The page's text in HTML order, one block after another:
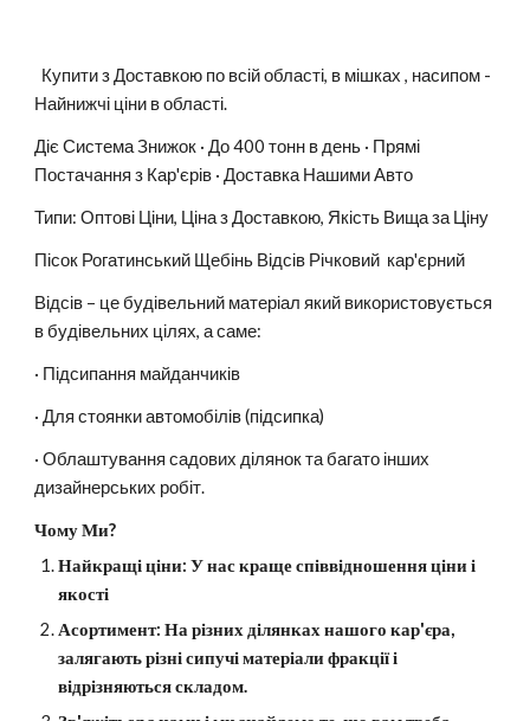
Найнижчі ціни в області.
Діє Система Знижок · До 400 тонн в день · Прямі
Постачання з Кар'єрів · Доставка Нашими Авто
Типи: Оптові Ціни, Ціна з Доставкою, Якість Вища за Ціну
Пісок Рогатинський Щебінь Відсів Річковий  кар'єрний
Відсів – це будівельний матеріал який використовується
в будівельних цілях, а саме:
· Підсипання майданчиків
· Для стоянки автомобілів (підсипка)
· Облаштування садових ділянок та багато інших
дизайнерських робіт.
Чому Ми?
Найкращі ціни: У нас краще співвідношення ціни і
якості
Асортимент: На різних ділянках нашого кар'єра,
залягають різні сипучі матеріали фракції і
відрізняються складом.